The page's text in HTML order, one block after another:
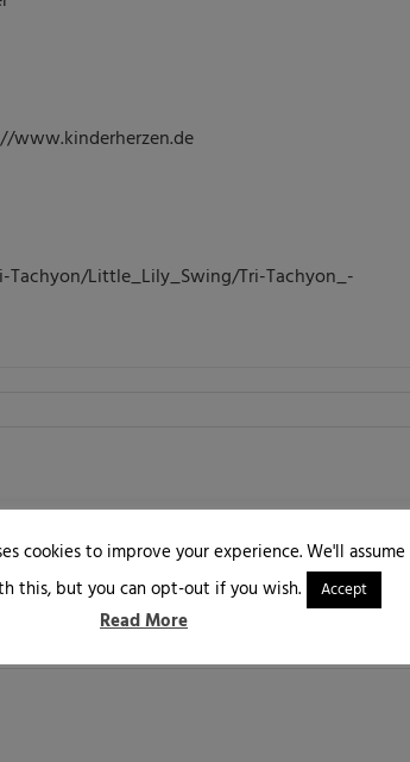
www.kinderherzen.de
Little_Lily_Swing/Tri-Tachyon_-
cookies to improve your experience. We'll assume
this, but you can opt-out if you wish.
Accept
Read More